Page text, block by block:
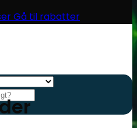
Gå til rabatter